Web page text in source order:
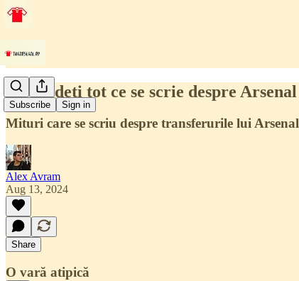
Subscribe Sign in
Nu credeți tot ce se scrie despre Arsenal
Mituri care se scriu despre transferurile lui Arsenal
Alex Avram
Aug 13, 2024
Share
O vară atipică